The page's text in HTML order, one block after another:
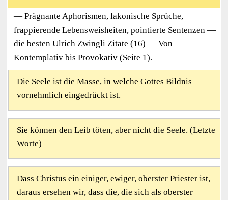
— Prägnante Aphorismen, lakonische Sprüche,
frappierende Lebensweisheiten, pointierte Sentenzen —
die besten Ulrich Zwingli Zitate (16) — Von
Kontemplativ bis Provokativ (Seite 1).
Die Seele ist die Masse, in welche Gottes Bildnis
vornehmlich eingedrückt ist.
Sie können den Leib töten, aber nicht die Seele. (Letzte
Worte)
Dass Christus ein einiger, ewiger, oberster Priester ist,
daraus ersehen wir, dass die, die sich als oberster